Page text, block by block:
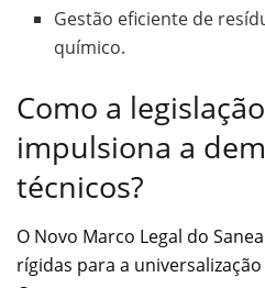
Gestão eficiente de
químico.
Como a
impulsiona a
técnicos?
O Novo Marco Legal do
rígidas para a